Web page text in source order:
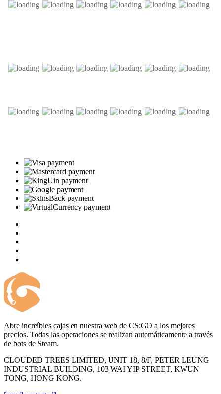
Abre increíbles cajas en nuestra web de CS:GO a los mejores
precios. Todas las operaciones se realizan automáticamente a través
de bots de Steam.
CLOUDED TREES LIMITED, UNIT 18, 8/F, PETER LEUNG
INDUSTRIAL BUILDING, 103 WAI YIP STREET, KWUN
TONG, HONG KONG.